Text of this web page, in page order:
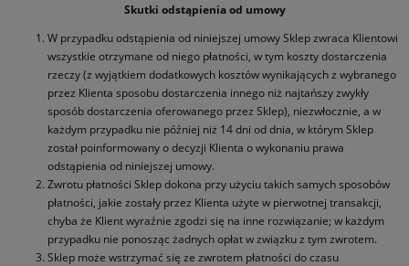
Skutki odstąpienia od umowy
W przypadku odstąpienia od niniejszej umowy Sklep zwraca Klientowi
wszystkie otrzymane od niego płatności, w tym koszty dostarczenia
rzeczy (z wyjątkiem dodatkowych kosztów wynikających z wybranego
przez Klienta sposobu dostarczenia innego niż najtańszy zwykły
sposób dostarczenia oferowanego przez Sklep), niezwłocznie, a w
każdym przypadku nie później niż 14 dni od dnia, w którym Sklep
został poinformowany o decyzji Klienta o wykonaniu prawa
odstąpienia od niniejszej umowy.
Zwrotu płatności Sklep dokona przy użyciu takich samych sposobów
płatności, jakie zostały przez Klienta użyte w pierwotnej transakcji,
chyba że Klient wyraźnie zgodzi się na inne rozwiązanie; w każdym
przypadku nie ponosząc żadnych opłat w związku z tym zwrotem.
Sklep może wstrzymać się ze zwrotem płatności do czasu